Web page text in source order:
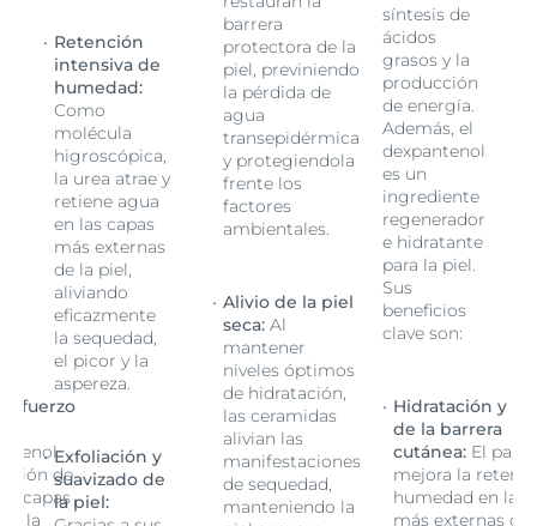
de
capas
la
Retención
intensiva de
humedad:
Como
molécula
higroscópica,
la urea atrae y
retiene agua
en las capas
más externas
de la piel,
aliviando
eficazmente
la sequedad,
el picor y la
aspereza.
Exfoliación y
suavizado de
la piel:
barrera
protectora de la
piel, previniendo
la pérdida de
agua
transepidérmica
y protegiendola
frente los
factores
ambientales.
Alivio de la piel
seca: Al
mantener
niveles óptimos
de hidratación,
las ceramidas
alivian las
manifestaciones
de sequedad,
manteniendo la
síntesis de
ácidos
grasos y la
producción
de energía.
Además, el
dexpantenol
es un
ingrediente
regenerador
e hidratante
para la piel.
Sus
beneficios
clave son:
Hidratación y
de la barrera
cutánea:El
mejora la
humedad en las
más externas de